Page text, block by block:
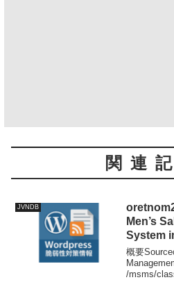
関連
JVNDB
Men’s
System
Codeに
ョンの脆
概要
/msms/